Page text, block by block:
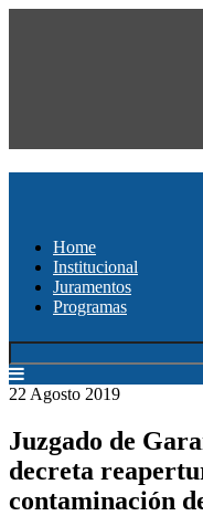
Home
Institucional
Juramentos
Programas
22 Agosto 2019
Juzgado de
decreta
contaminación